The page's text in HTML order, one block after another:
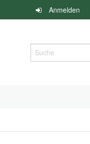
Anmelden
Suche